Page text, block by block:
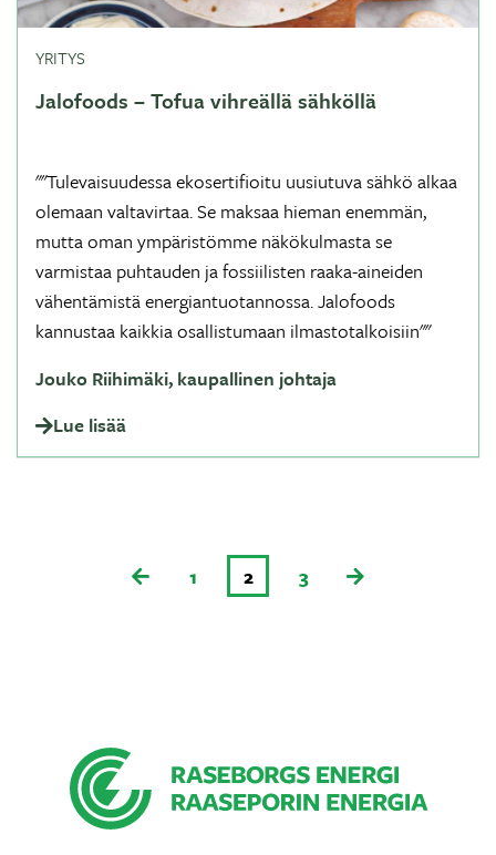
YRITYS
Jalofoods – Tofua vihreällä sähköllä
""Tulevaisuudessa ekosertifioitu uusiutuva sähkö alkaa
olemaan valtavirtaa. Se maksaa hieman enemmän,
mutta oman ympäristömme näkökulmasta se
varmistaa puhtauden ja fossiilisten raaka-aineiden
vähentämistä energiantuotannossa. Jalofoods
kannustaa kaikkia osallistumaan ilmastotalkoisiin""
Jouko Riihimäki, kaupallinen johtaja
Lue lisää
1 2 3